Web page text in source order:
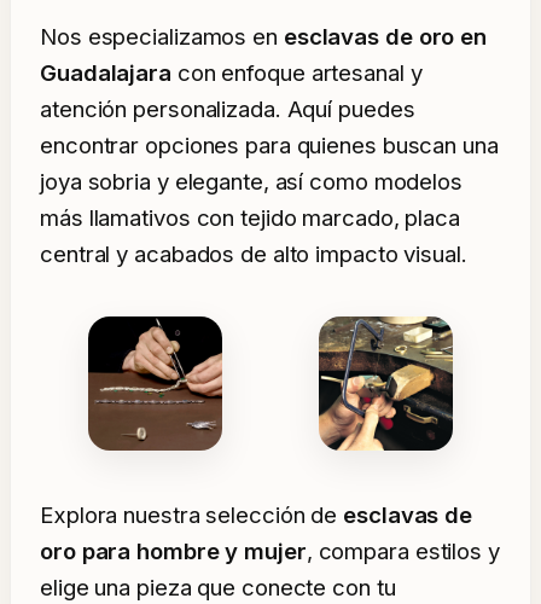
Nos especializamos en esclavas de oro en
Guadalajara con enfoque artesanal y
atención personalizada. Aquí puedes
encontrar opciones para quienes buscan una
joya sobria y elegante, así como modelos
más llamativos con tejido marcado, placa
central y acabados de alto impacto visual.
Explora nuestra selección de esclavas de
oro para hombre y mujer, compara estilos y
elige una pieza que conecte con tu